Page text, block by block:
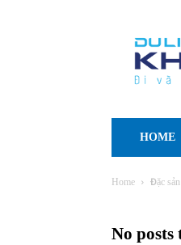
nang
Du
lịch
túc
HOME
Home Đặc
No posts